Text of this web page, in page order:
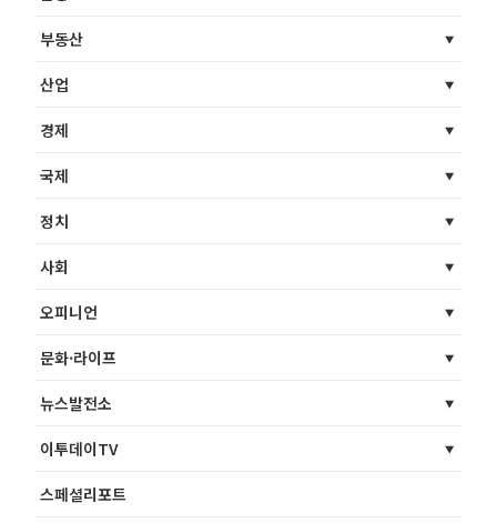
부동산
산업
경제
국제
정치
사회
오피니언
문화·라이프
뉴스발전소
이투데이TV
스페셜리포트